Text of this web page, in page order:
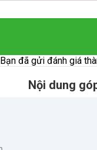
Bạn đã gửi đánh giá
Nội dung